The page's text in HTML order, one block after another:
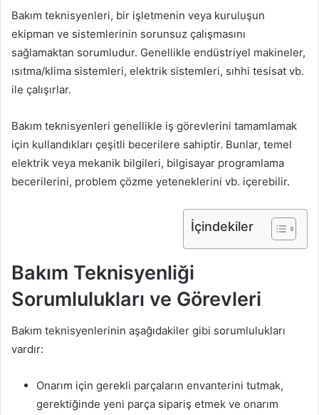
Bakım teknisyenleri, bir işletmenin veya kuruluşun
ekipman ve sistemlerinin sorunsuz çalışmasını
sağlamaktan sorumludur. Genellikle endüstriyel makineler,
ısıtma/klima sistemleri, elektrik sistemleri, sıhhi tesisat vb.
ile çalışırlar.
Bakım teknisyenleri genellikle iş görevlerini tamamlamak
için kullandıkları çeşitli becerilere sahiptir. Bunlar, temel
elektrik veya mekanik bilgileri, bilgisayar programlama
becerilerini, problem çözme yeteneklerini vb. içerebilir.
İçindekiler
Bakım Teknisyenliği
Sorumlulukları ve Görevleri
Bakım teknisyenlerinin aşağıdakiler gibi sorumlulukları
vardır:
Onarım için gerekli parçaların envanterini tutmak,
gerektiğinde yeni parça sipariş etmek ve onarım